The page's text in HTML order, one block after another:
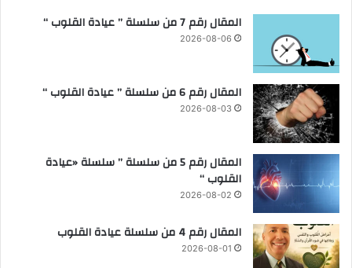
المقال رقم 7 من سلسلة ” عيادة القلوب “
2026-08-06
المقال رقم 6 من سلسلة ” عيادة القلوب “
2026-08-03
المقال رقم 5 من سلسلة ” سلسلة «عيادة
القلوب “
2026-08-02
المقال رقم 4 من سلسلة عيادة القلوب
2026-08-01